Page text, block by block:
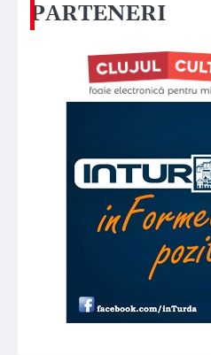
PARTENERI